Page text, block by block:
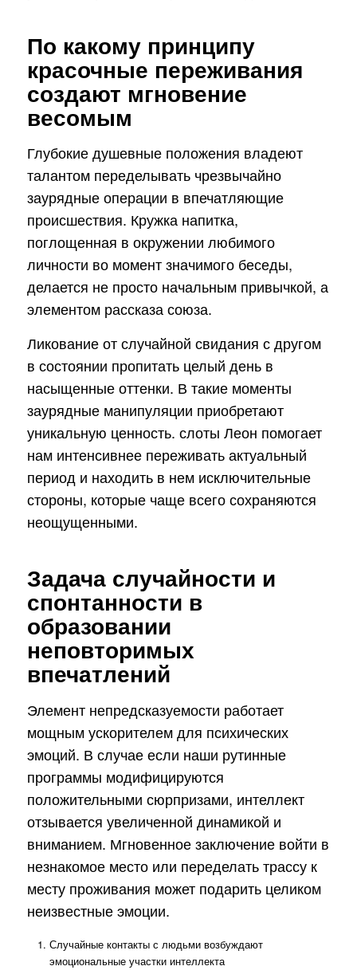
По какому принципу
красочные переживания
создают мгновение
весомым
Глубокие душевные положения владеют
талантом переделывать чрезвычайно
заурядные операции в впечатляющие
происшествия. Кружка напитка,
поглощенная в окружении любимого
личности во момент значимого беседы,
делается не просто начальным привычкой, а
элементом рассказа союза.
Ликование от случайной свидания с другом
в состоянии пропитать целый день в
насыщенные оттенки. В такие моменты
заурядные манипуляции приобретают
уникальную ценность. слоты Леон помогает
нам интенсивнее переживать актуальный
период и находить в нем исключительные
стороны, которые чаще всего сохраняются
неощущенными.
Задача случайности и
спонтанности в
образовании
неповторимых
впечатлений
Элемент непредсказуемости работает
мощным ускорителем для психических
эмоций. В случае если наши рутинные
программы модифицируются
положительными сюрпризами, интеллект
отзывается увеличенной динамикой и
вниманием. Мгновенное заключение войти в
незнакомое место или переделать трассу к
месту проживания может подарить целиком
неизвестные эмоции.
Случайные контакты с людьми возбуждают
эмоциональные участки интеллекта